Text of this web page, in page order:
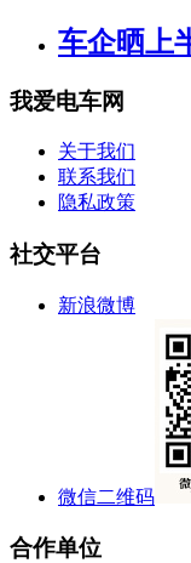
车企晒上
我爱电车网
关于我们
联系我们
隐私政策
社交平台
新浪微博
微信二维码
合作单位